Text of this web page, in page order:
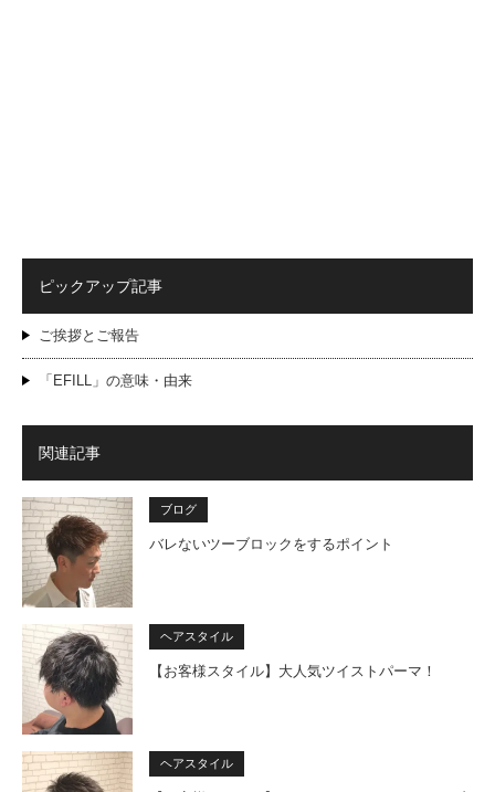
ピックアップ記事
ご挨拶とご報告
「EFILL」の意味・由来
関連記事
ブログ
バレないツーブロックをするポイント
ヘアスタイル
【お客様スタイル】大人気ツイストパーマ！
ヘアスタイル